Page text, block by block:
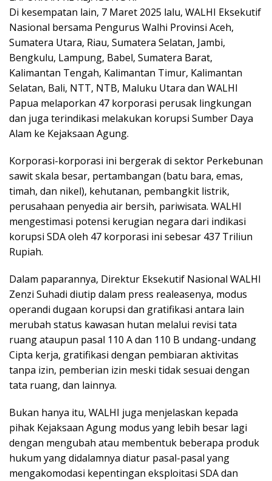
Di kesempatan lain, 7 Maret 2025 lalu, WALHI Eksekutif
Nasional bersama Pengurus Walhi Provinsi Aceh,
Sumatera Utara, Riau, Sumatera Selatan, Jambi,
Bengkulu, Lampung, Babel, Sumatera Barat,
Kalimantan Tengah, Kalimantan Timur, Kalimantan
Selatan, Bali, NTT, NTB, Maluku Utara dan WALHI
Papua melaporkan 47 korporasi perusak lingkungan
dan juga terindikasi melakukan korupsi Sumber Daya
Alam ke Kejaksaan Agung.
Korporasi-korporasi ini bergerak di sektor Perkebunan
sawit skala besar, pertambangan (batu bara, emas,
timah, dan nikel), kehutanan, pembangkit listrik,
perusahaan penyedia air bersih, pariwisata. WALHI
mengestimasi potensi kerugian negara dari indikasi
korupsi SDA oleh 47 korporasi ini sebesar 437 Triliun
Rupiah.
Dalam paparannya, Direktur Eksekutif Nasional WALHI
Zenzi Suhadi diutip dalam press realeasenya, modus
operandi dugaan korupsi dan gratifikasi antara lain
merubah status kawasan hutan melalui revisi tata
ruang ataupun pasal 110 A dan 110 B undang-undang
Cipta kerja, gratifikasi dengan pembiaran aktivitas
tanpa izin, pemberian izin meski tidak sesuai dengan
tata ruang, dan lainnya.
Bukan hanya itu, WALHI juga menjelaskan kepada
pihak Kejaksaan Agung modus yang lebih besar lagi
dengan mengubah atau membentuk beberapa produk
hukum yang didalamnya diatur pasal-pasal yang
mengakomodasi kepentingan eksploitasi SDA dan